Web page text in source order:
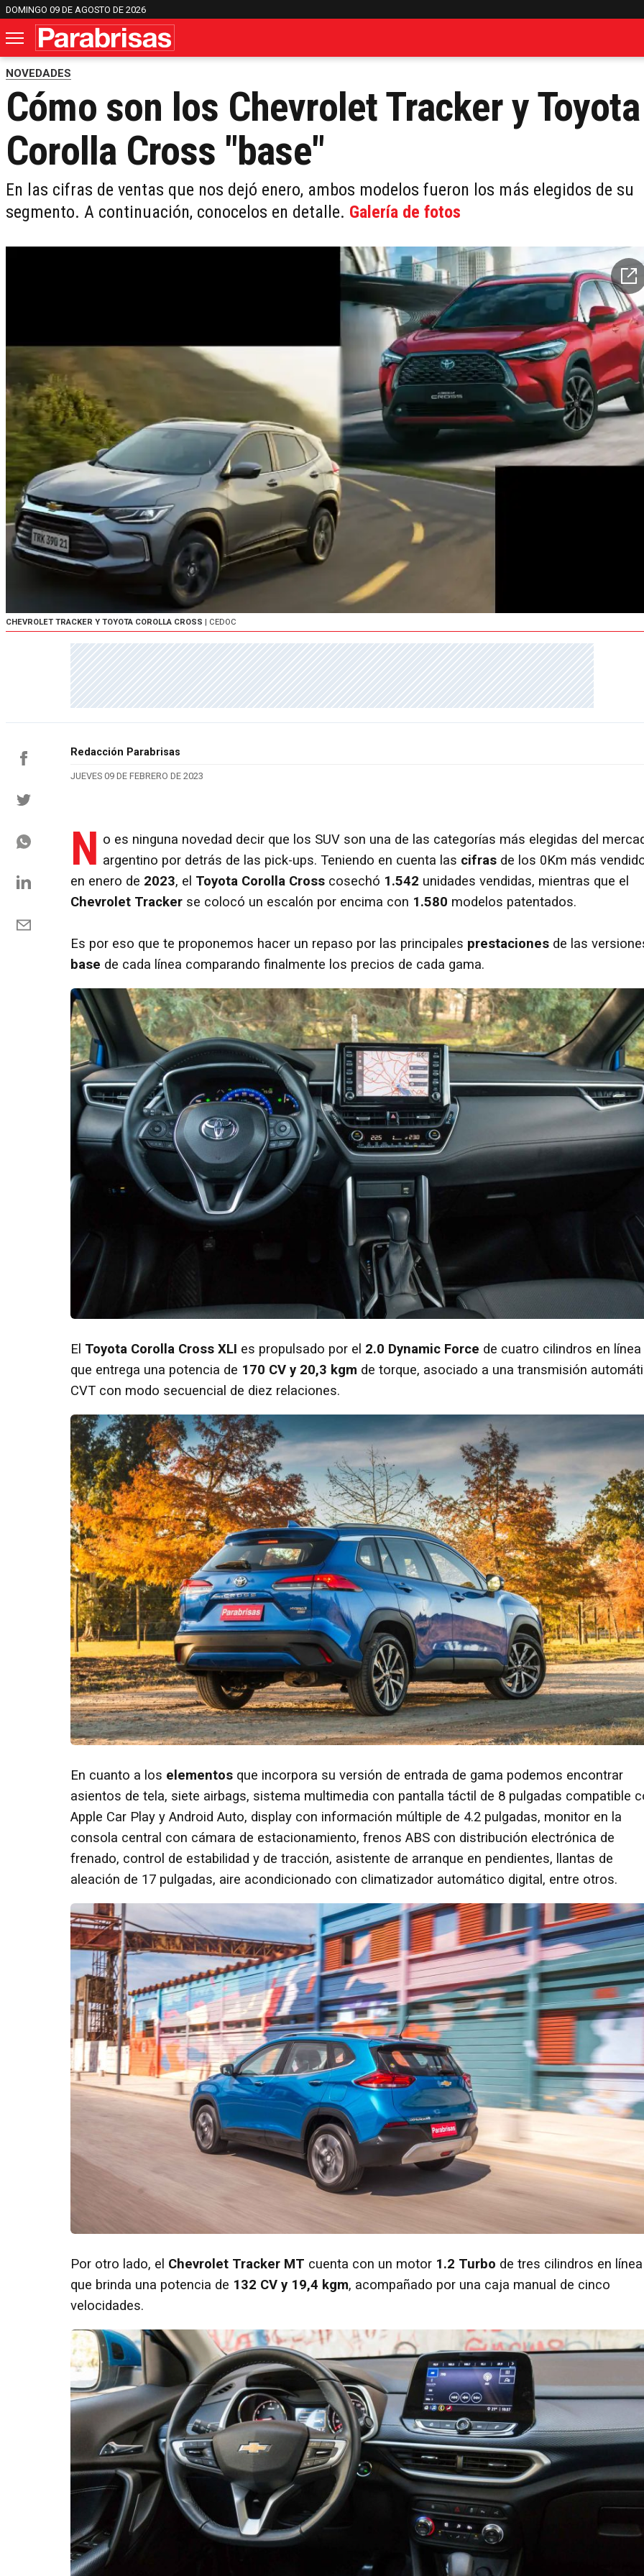
DOMINGO 09 DE AGOSTO DE 2026
NOVEDADES
Cómo son los Chevrolet Tracker y Toyota
Corolla Cross "base"
En las cifras de ventas que nos dejó enero, ambos modelos fueron los más elegidos de su
segmento. A continuación, conocelos en detalle. Galería de fotos
CHEVROLET TRACKER Y TOYOTA COROLLA CROSS | CEDOC
Redacción Parabrisas
JUEVES 09 DE FEBRERO DE 2023
N o es ninguna novedad decir que los SUV son una de las categorías más elegidas del
argentino por detrás de las pick-ups. Teniendo en cuenta las cifras de los 0Km más
en enero de 2023, el Toyota Corolla Cross cosechó 1.542 unidades vendidas, mientras que el
Chevrolet Tracker se colocó un escalón por encima con 1.580 modelos patentados.
Es por eso que te proponemos hacer un repaso por las principales prestaciones de las
base de cada línea comparando finalmente los precios de cada gama.
El Toyota Corolla Cross XLI es propulsado por el 2.0 Dynamic Force de cuatro cilindros en línea
que entrega una potencia de 170 CV y 20,3 kgm de torque, asociado a una transmisión
CVT con modo secuencial de diez relaciones.
En cuanto a los elementos que incorpora su versión de entrada de gama podemos encontrar
asientos de tela, siete airbags, sistema multimedia con pantalla táctil de 8 pulgadas compatible
Apple Car Play y Android Auto, display con información múltiple de 4.2 pulgadas, monitor en la
consola central con cámara de estacionamiento, frenos ABS con distribución electrónica de
frenado, control de estabilidad y de tracción, asistente de arranque en pendientes, llantas de
aleación de 17 pulgadas, aire acondicionado con climatizador automático digital, entre otros.
Por otro lado, el Chevrolet Tracker MT cuenta con un motor 1.2 Turbo de tres cilindros en línea
que brinda una potencia de 132 CV y 19,4 kgm, acompañado por una caja manual de cinco
velocidades.